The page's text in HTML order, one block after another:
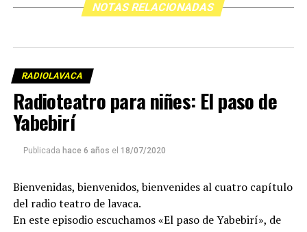
NOTAS RELACIONADAS
RADIOLAVACA
Radioteatro para niñes: El paso de
Yabebirí
Publicada hace 6 años el 18/07/2020
Bienvenidas, bienvenidos, bienvenides al cuatro capítulo
del radio teatro de lavaca.
En este episodio escuchamos «El paso de Yabebirí», de